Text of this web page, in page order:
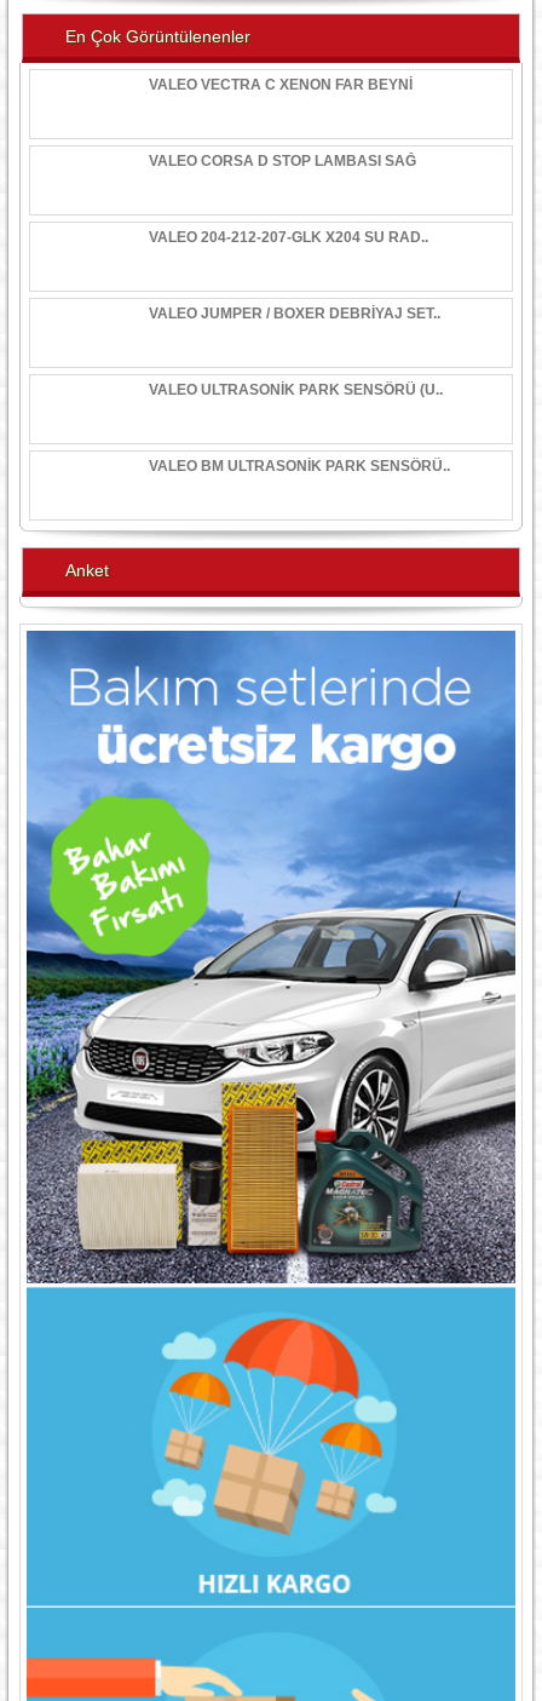
En Çok Görüntülenenler
VALEO VECTRA C XENON FAR BEYNİ
VALEO CORSA D STOP LAMBASI SAĞ
VALEO 204-212-207-GLK X204 SU RAD..
VALEO JUMPER / BOXER DEBRİYAJ SET..
VALEO ULTRASONİK PARK SENSÖRÜ (U..
VALEO BM ULTRASONİK PARK SENSÖRÜ..
Anket